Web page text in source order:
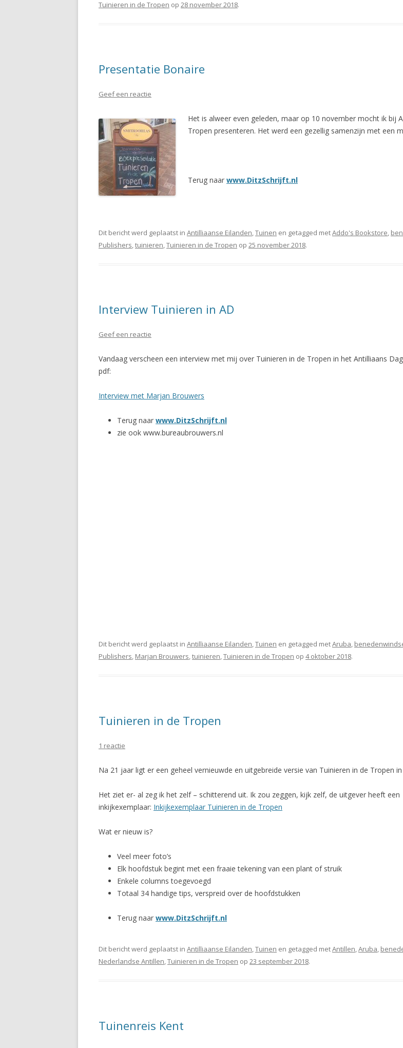
Tuinieren in de Tropen op 28 november 2018.
Presentatie Bonaire
Geef een reactie
Het is alweer even geleden, maar op 10 november mocht ik bij
Tropen presenteren. Het werd een gezellig samenzijn met een
Terug naar www.DitzSchrijft.nl
Dit bericht werd geplaatst in Antilliaanse Eilanden,Tuinen en getagged metAddo's Bookstore,
Publishers,tuinieren,Tuinieren in de Tropen op 25 november 2018.
Interview Tuinieren in AD
Geef een reactie
Vandaag verscheen een interview met mij over Tuinieren in de Tropen in het Antilliaans
pdf:
Interview met Marjan Brouwers
Terug naar www.DitzSchrijft.nl
zie ook www.bureaubrouwers.nl
Dit bericht werd geplaatst in Antilliaanse Eilanden,Tuinen en getagged metAruba,
Publishers, Marjan Brouwers,tuinieren,Tuinieren in de Tropen op 4 oktober 2018.
Tuinieren in de Tropen
1 reactie
Na 21 jaar ligt er een geheel vernieuwde en uitgebreide versie van Tuinieren in de Tropen
Het ziet er- al zeg ik het zelf – schitterend uit. Ik zou zeggen, kijk zelf, de uitgever heeft een
inkijkexemplaar: Inkijkexemplaar Tuinieren in de Tropen
Wat er nieuw is?
Veel meer foto’s
Elk hoofdstuk begint met een fraaie tekening van een plant of struik
Enkele columns toegevoegd
Totaal 34 handige tips, verspreid over de hoofdstukken
Terug naar www.DitzSchrijft.nl
Dit bericht werd geplaatst in Antilliaanse Eilanden,Tuinen en getagged metAntillen,Aruba,
Nederlandse Antillen,Tuinieren in de Tropen op 23 september 2018.
Tuinenreis Kent